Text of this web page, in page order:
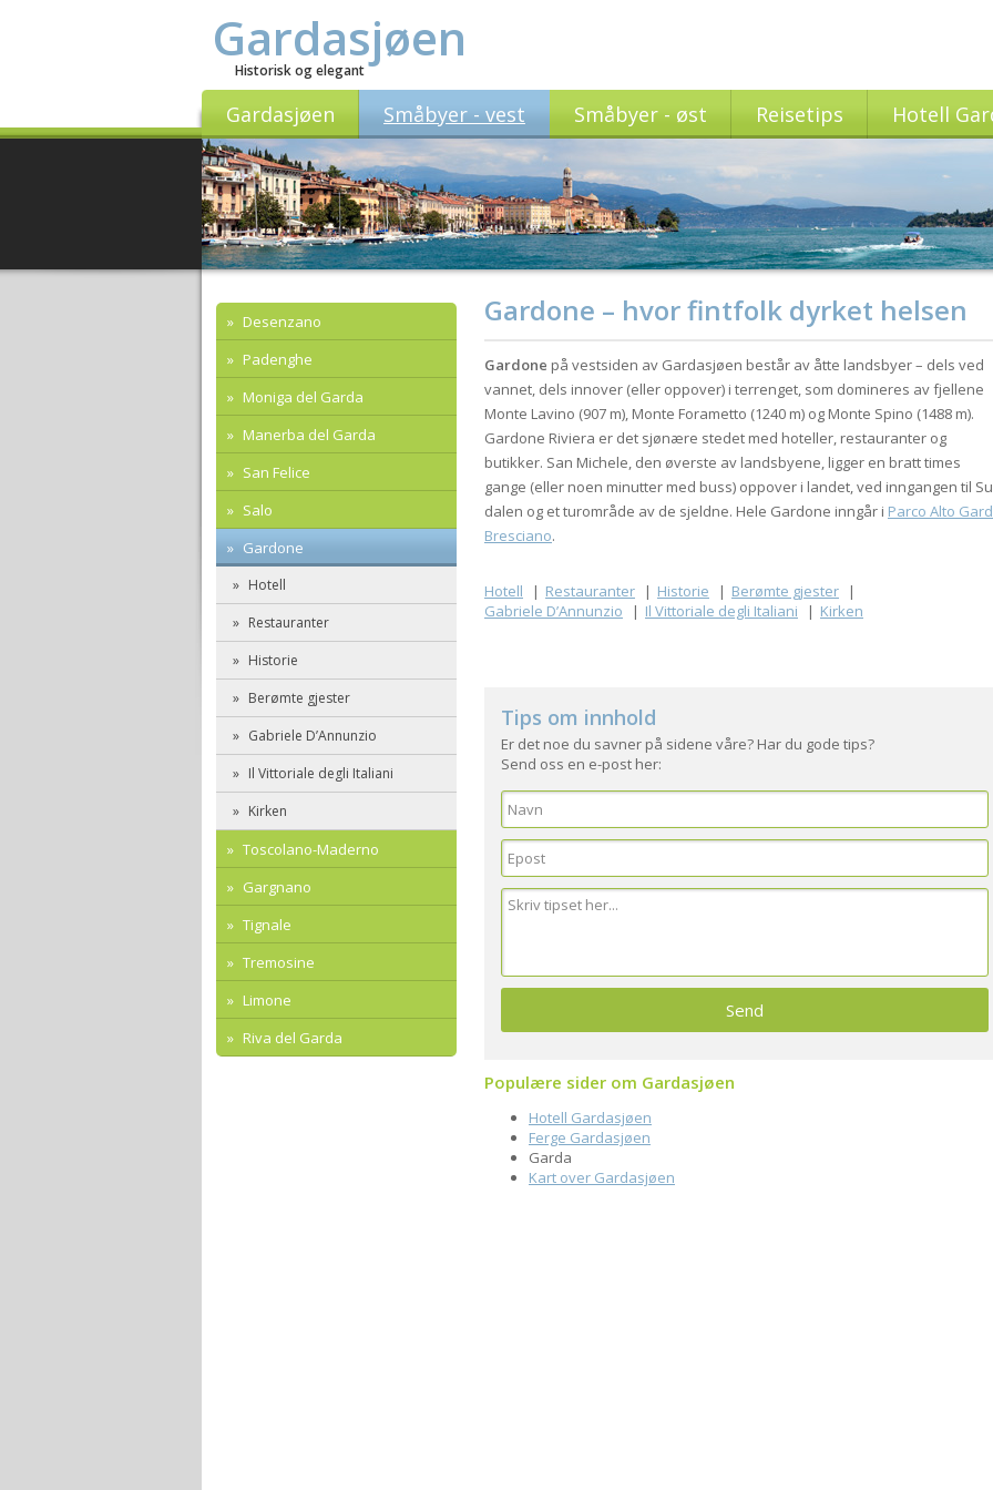
Gardasjøen
Historisk og elegant
Gardasjøen Småbyer - vest Småbyer - øst Reisetips Hotell
Desenzano
Padenghe
Moniga del Garda
Manerba del Garda
San Felice
Salo
Gardone
Hotell
Restauranter
Historie
Berømte gjester
Gabriele D’Annunzio
Il Vittoriale degli Italiani
Kirken
Toscolano-Maderno
Gargnano
Tignale
Tremosine
Limone
Riva del Garda
Gardone – hvor fintfolk dyrket helsen
Gardone på vestsiden av Gardasjøen består av åtte landsbyer – dels ved
vannet, dels innover (eller oppover) i terrenget, som domineres av fjellene
Monte Lavino (907 m), Monte Forametto (1240 m) og Monte Spino (1488 m).
Gardone Riviera er det sjønære stedet med hoteller, restauranter og
butikker. San Michele, den øverste av landsbyene, ligger en bratt times
gange (eller noen minutter med buss) oppover i landet, ved inngangen til
dalen og et turområde av de sjeldne. Hele Gardone inngår i Parco Alto
Bresciano.
Hotell Restauranter Historie
Berømte gjester
Gabriele D’Annunzio
Il Vittoriale degli Italiani Kirken
Tips om innhold
Er det noe du savner på sidene våre? Har du gode tips?
Send oss en e-post her:
Populære sider om Gardasjøen
Hotell Gardasjøen
Ferge Gardasjøen
Garda
Kart over Gardasjøen